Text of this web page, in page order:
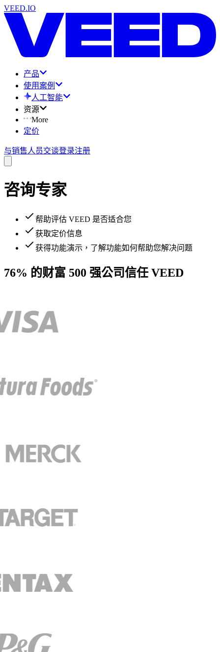
VEED.IO
产品
使用案例
人工智能
资源
More
定价
与销售人员交谈登录注册
咨询专家
帮助评估 VEED 是否适合您
获取定价信息
获得功能演示，了解功能如何帮助您解决问题
76% 的财富 500 强公司信任 VEED